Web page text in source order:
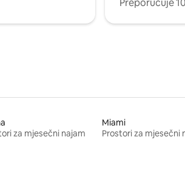
Preporučuje
za mjesečni najam
Miami
Prostori za mjesečni